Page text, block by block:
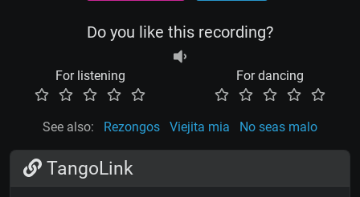
Do you like this recording?
For listening For dancing
See also: Rezongos Viejita mia No seas malo
TangoLink